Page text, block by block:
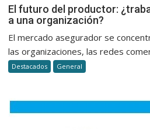
El futuro del productor:
a una organización?
El mercado asegurador se
las organizaciones, las redes
Destacados General